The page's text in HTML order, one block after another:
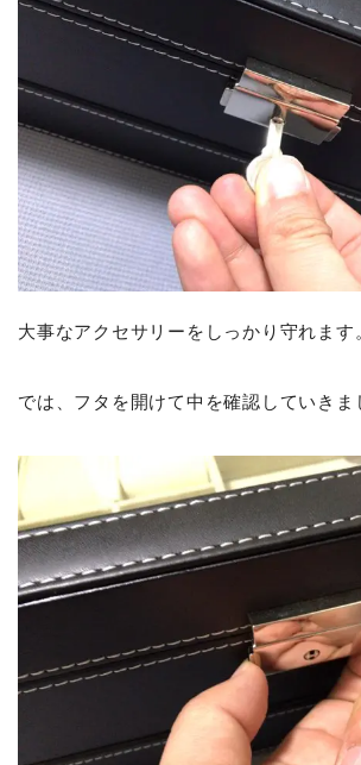
大事なアクセサリーをしっかり守れます
では、フタを開けて中を確認していきま